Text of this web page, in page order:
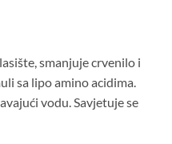
smanjuje crvenilo i
sa lipo amino acidima.
vodu. Savjetuje se